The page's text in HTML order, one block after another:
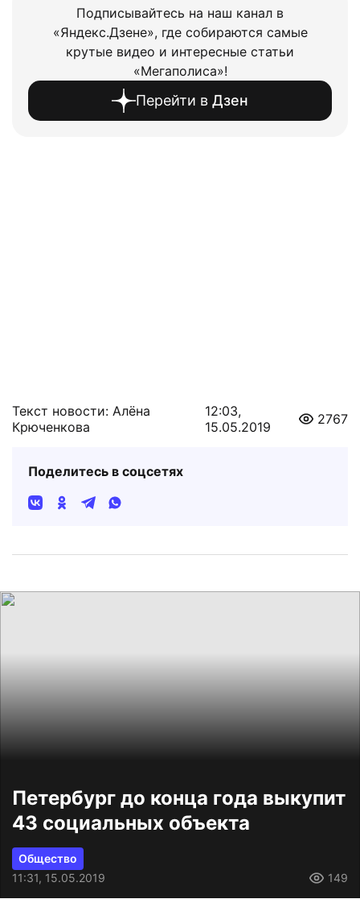
Подписывайтесь на наш канал в
«Яндекс.Дзене», где собираются самые
крутые видео и интересные статьи
«Мегаполиса»!
Перейти в Дзен
Текст новости: Алёна
Крюченкова
12:03,
15.05.2019
2767
Поделитесь в соцсетях
Петербург до конца года выкупит
43 социальных объекта
Общество
11:31, 15.05.2019
149